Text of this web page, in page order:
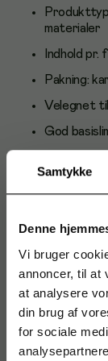
Samtykke
Denne
Vi bruger
annoncer, til at
at analysere
din brug af
for sociale
materialer
Indhold pr.
Pakning:
Velegnet
God
hobbybrug,
montage- og
Om Dana Lim
Dana Lim er en
professionelle og